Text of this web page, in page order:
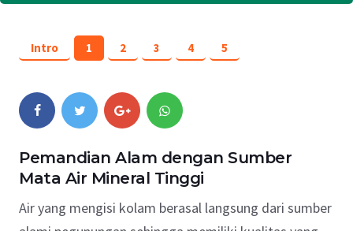
Intro 1 2 3 4 5
Pemandian Alam dengan Sumber
Mata Air Mineral Tinggi
Air yang mengisi kolam berasal langsung dari sumber